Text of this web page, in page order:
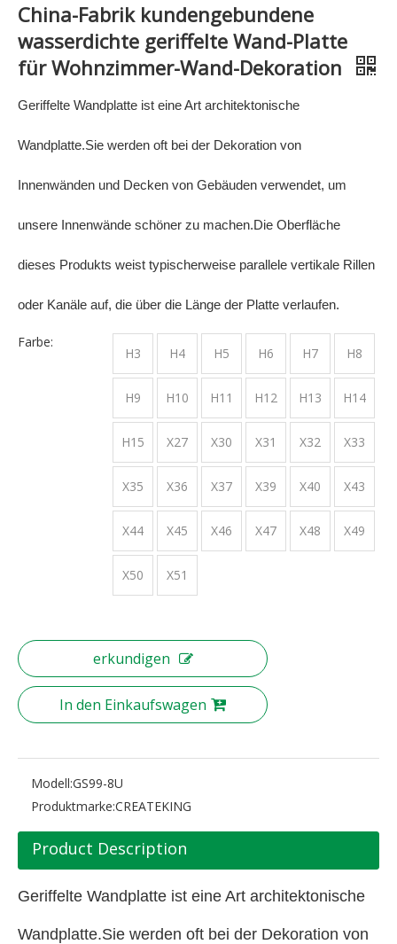
China-Fabrik kundengebundene
wasserdichte geriffelte Wand-Platte
für Wohnzimmer-Wand-Dekoration
Geriffelte Wandplatte ist eine Art architektonische
Wandplatte.Sie werden oft bei der Dekoration von
Innenwänden und Decken von Gebäuden verwendet, um
unsere Innenwände schöner zu machen.Die Oberfläche
dieses Produkts weist typischerweise parallele vertikale Rillen
oder Kanäle auf, die über die Länge der Platte verlaufen.
Farbe:
H3 H4 H5 H6 H7 H8
H9 H10 H11 H12 H13 H14
H15 X27 X30 X31 X32 X33
X35 X36 X37 X39 X40 X43
X44 X45 X46 X47 X48 X49
X50 X51
erkundigen
In den Einkaufswagen
Modell:GS99-8U
Produktmarke:CREATEKING
Product Description
Geriffelte Wandplatte ist eine Art architektonische
Wandplatte.Sie werden oft bei der Dekoration von